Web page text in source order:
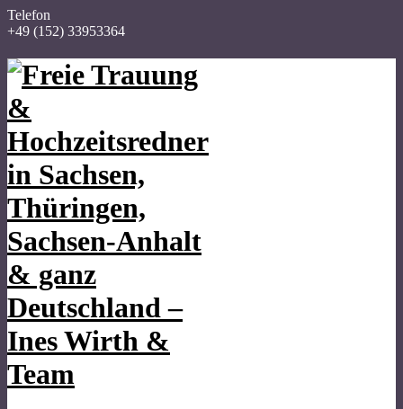
Telefon
+49 (152) 33953364